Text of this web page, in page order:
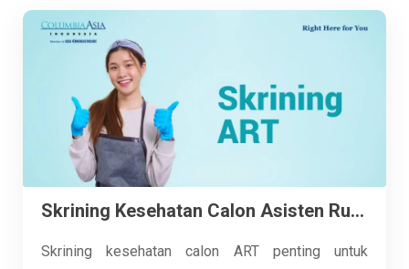
Skrining Kesehatan Calon Asisten Rumah Tangga (ART)
Skrining kesehatan calon ART penting untuk